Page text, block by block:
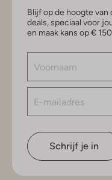
Blijf op de hoogte
deals, speciaal voor
en maak kans op €
Schrijf je in